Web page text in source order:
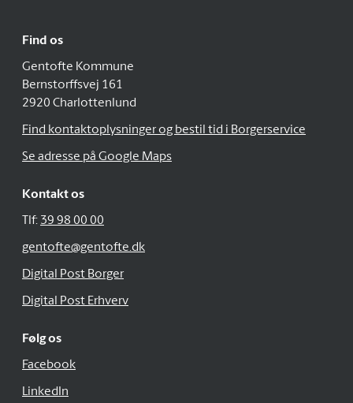
Find os
Gentofte Kommune
Bernstorffsvej 161
2920 Charlottenlund
Find kontaktoplysninger og bestil tid i Borgerservice
Se adresse på Google Maps
Kontakt os
Tlf: 39 98 00 00
gentofte@gentofte.dk
Digital Post Borger
Digital Post Erhverv
Følg os
Facebook
LinkedIn